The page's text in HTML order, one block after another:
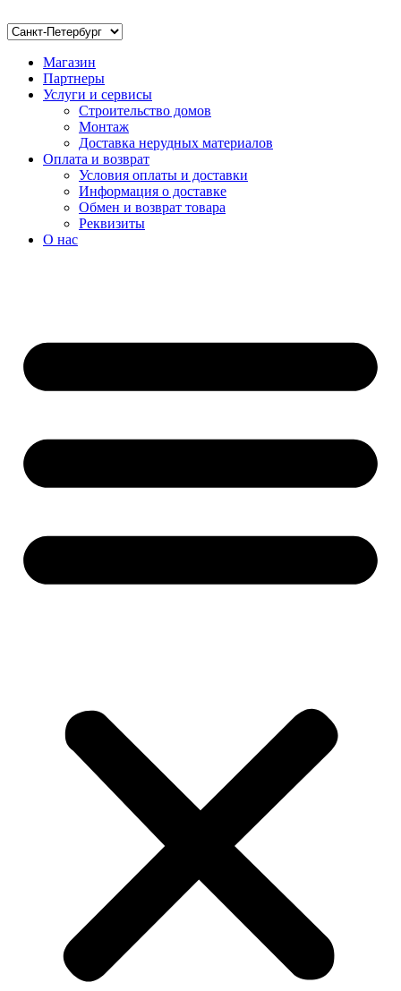
Магазин
Партнеры
Услуги и сервисы
Строительство домов
Монтаж
Доставка нерудных материалов
Оплата и возврат
Условия оплаты и доставки
Информация о доставке
Обмен и возврат товара
Реквизиты
О нас